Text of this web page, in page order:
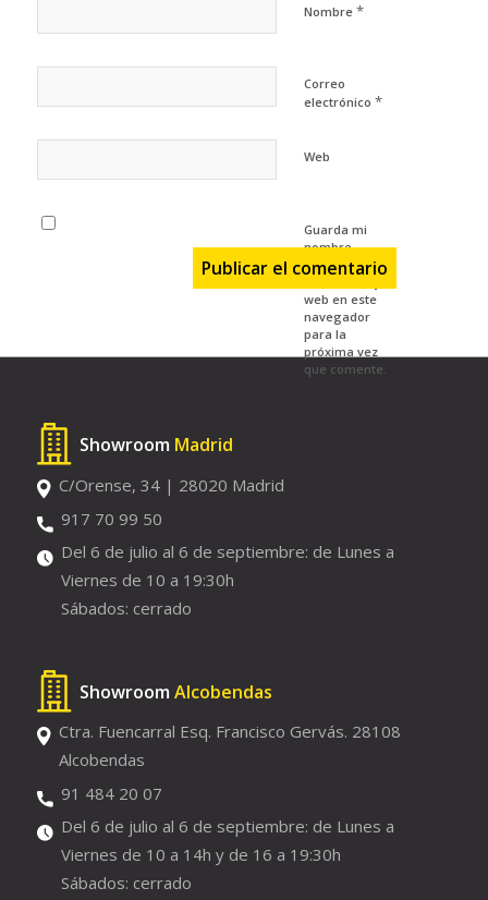
Nombre *
Correo
electrónico *
Web
Guarda mi
nombre,
correo
web en este
navegador
para la
próxima vez
que comente.
Showroom Madrid
C/Orense, 34 | 28020 Madrid
917 70 99 50
Del 6 de julio al 6 de septiembre: de Lunes a
Viernes de 10 a 19:30h
Sábados: cerrado
Showroom Alcobendas
Ctra. Fuencarral Esq. Francisco Gervás. 28108
Alcobendas
91 484 20 07
Del 6 de julio al 6 de septiembre: de Lunes a
Viernes de 10 a 14h y de 16 a 19:30h
Sábados: cerrado